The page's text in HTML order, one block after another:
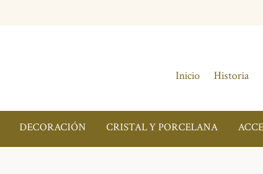
Inicio Historia
DECORACIÓN CRISTAL Y PORCELANA